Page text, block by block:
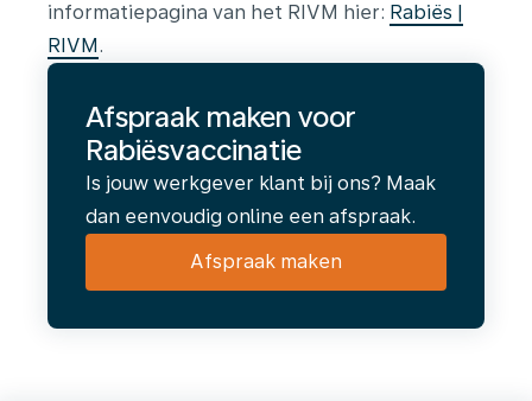
informatiepagina van het RIVM hier: Rabiës |
RIVM .
Afspraak maken voor
Rabiësvaccinatie
Is jouw werkgever klant bij ons? Maak
dan eenvoudig online een afspraak.
Afspraak maken